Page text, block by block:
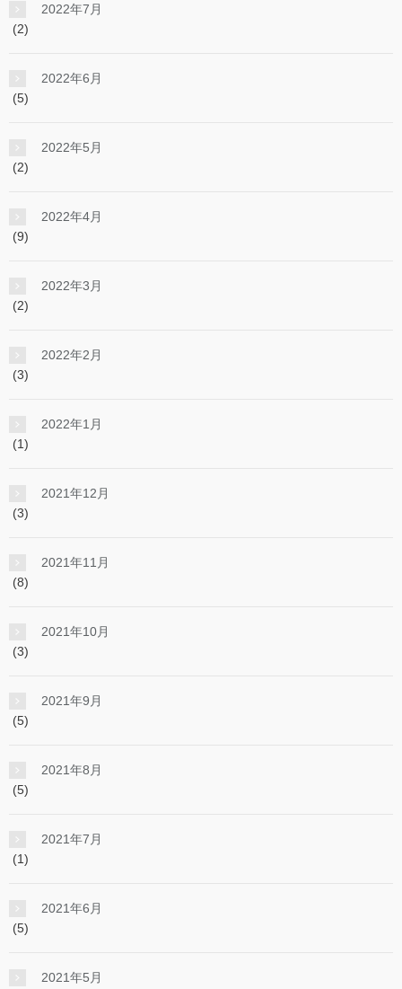
2022年7月
(2)
2022年6月
(5)
2022年5月
(2)
2022年4月
(9)
2022年3月
(2)
2022年2月
(3)
2022年1月
(1)
2021年12月
(3)
2021年11月
(8)
2021年10月
(3)
2021年9月
(5)
2021年8月
(5)
2021年7月
(1)
2021年6月
(5)
2021年5月